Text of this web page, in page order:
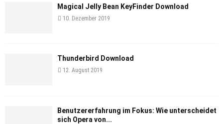
Magical Jelly Bean KeyFinder Download
10. Dezember 2019
Thunderbird Download
12. August 2019
Benutzererfahrung im Fokus: Wie unterscheidet
sich Opera von...